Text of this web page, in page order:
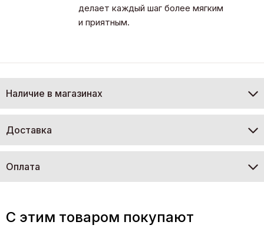
делает каждый шаг более мягким
и приятным.
Наличие в магазинах
Доставка
Оплата
C этим товаром покупают